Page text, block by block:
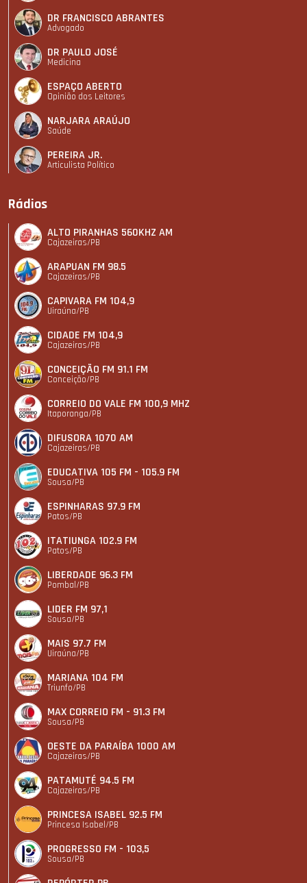
DR FRANCISCO ABRANTES
Advogado
DR PAULO JOSÉ
Medicina
ESPAÇO ABERTO
Opinião dos Leitores
NARJARA ARAÚJO
Saúde
PEREIRA JR.
Articulista Polí­tico
Rádios
ALTO PIRANHAS 560KHZ AM
Cajazeiras/PB
ARAPUAN FM 98.5
Cajazeiras/PB
CAPIVARA FM 104,9
Uiraúna/PB
CIDADE FM 104,9
Cajazeiras/PB
CONCEIÇÃO FM 91.1 FM
Conceição/PB
CORREIO DO VALE FM 100,9 MHZ
Itaporanga/PB
DIFUSORA 1070 AM
Cajazeiras/PB
EDUCATIVA 105 FM - 105.9 FM
Sousa/PB
ESPINHARAS 97.9 FM
Patos/PB
ITATIUNGA 102.9 FM
Patos/PB
LIBERDADE 96.3 FM
Pombal/PB
LIDER FM 97,1
Sousa/PB
MAIS 97.7 FM
Uiraúna/PB
MARIANA 104 FM
Triunfo/PB
MAX CORREIO FM - 91.3 FM
Sousa/PB
OESTE DA PARAÍBA 1000 AM
Cajazeiras/PB
PATAMUTÉ 94.5 FM
Cajazeiras/PB
PRINCESA ISABEL 92.5 FM
Princesa Isabel/PB
PROGRESSO FM - 103,5
Sousa/PB